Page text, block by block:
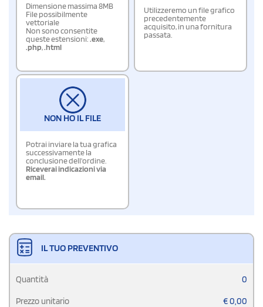
Dimensione massima 8MB
File possibilmente
vettoriale
Non sono consentite
queste estensioni:.exe,
.php,.html
Utilizzeremo un file grafico
precedentemente
acquisito, in una fornitura
passata.
NON HO IL FILE
Potrai inviare la tua grafica
successivamente la
conclusione dell'ordine.
Riceverai indicazioni via
email.
IL TUO PREVENTIVO
Quantità 0
Prezzo unitario €0,00